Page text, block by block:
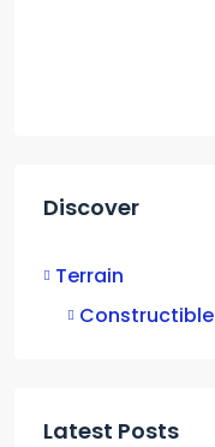
Discover
Terrain
Constructible
Latest Posts